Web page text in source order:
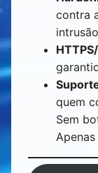
contra
quem
Sem